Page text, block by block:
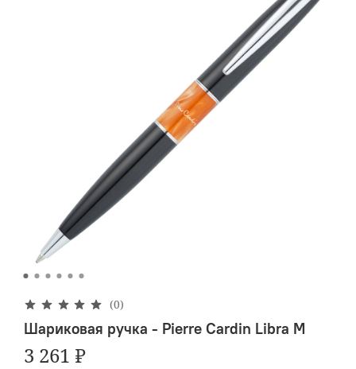
(0)
Шариковая ручка - Pierre Cardin Libra M
3 261 ₽